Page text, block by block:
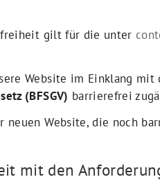
gilt für die unter
Website im Einklang mit
(BFSGV) barrierefrei
Website, die noch
mit den